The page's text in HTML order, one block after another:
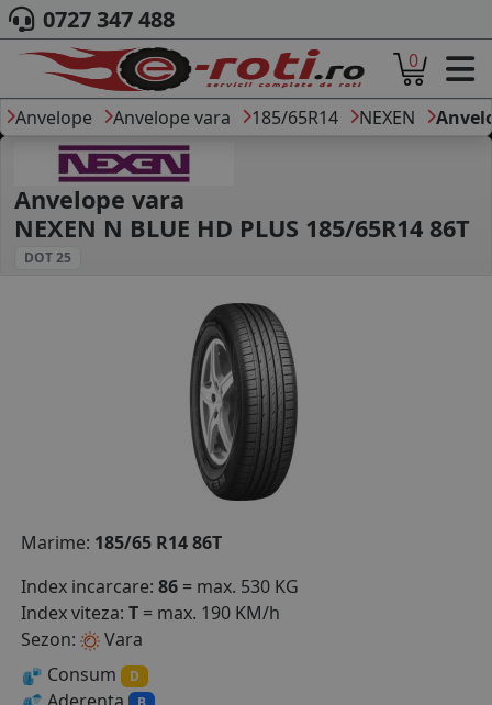
ACASA
DESPRE NOI
ANVELOPE
AUTO
CAMION
MOTO
DIMENSIUNI
PRODUCATORI ANVELOPE
MARCA AUTO
B2B - COLABORARE COMPANII
CONTACT
0727 347 488
0
Anvelope Anvelope vara 185/65R14 NEXEN
Anvelope vara
NEXEN N BLUE HD PLUS 185/65R14 86T
DOT 25
Marime: 185/65 R14 86T
Index incarcare: 86 = max. 530 KG
Index viteza: T = max. 190 KM/h
Sezon:
Vara
Consum
D